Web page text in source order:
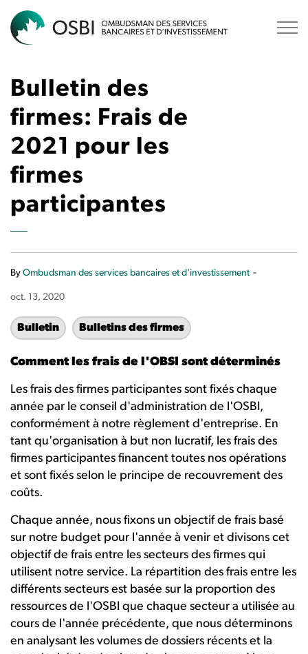
Bulletin des
firmes: Frais de
2021 pour les
firmes
participantes
By Ombudsman des services bancaires et d'investissement -
oct. 13, 2020
Bulletin Bulletins des firmes
Comment les frais de l'OBSI sont déterminés
Les frais des firmes participantes sont fixés chaque
année par le conseil d'administration de l'OSBI,
conformément à notre règlement d'entreprise. En
tant qu'organisation à but non lucratif, les frais des
firmes participantes financent toutes nos opérations
et sont fixés selon le principe de recouvrement des
coûts.
Chaque année, nous fixons un objectif de frais basé
sur notre budget pour l'année à venir et divisons cet
objectif de frais entre les secteurs des firmes qui
utilisent notre service. La répartition des frais entre les
différents secteurs est basée sur la proportion des
ressources de l'OSBI que chaque secteur a utilisée au
cours de l'année précédente, que nous déterminons
en analysant les volumes de dossiers récents et la